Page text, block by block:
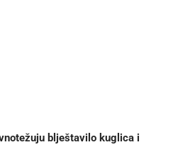
blještavilo kuglica i